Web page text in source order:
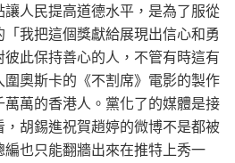
人民提高道德水平，是為了服從
我把這個獎獻給展現出信心和勇
此保持善心的人，不管有時這有
奧斯卡的《不割席》電影的製作
萬的香港人。黨化了的媒體是接
胡錫進祝賀趙婷的微博不是都被
也只能翻牆出來在推特上秀一